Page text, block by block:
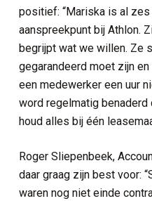
positief: “Mariska is al
aanspreekpunt bij Athlon.
begrijpt wat we willen. Ze
gegarandeerd moet zijn
een medewerker een uur
word regelmatig benaderd
houd alles bij één
Roger Sliepenbeek,
daar graag zijn best voor:
waren nog niet einde
ICT services
en connectiviteit